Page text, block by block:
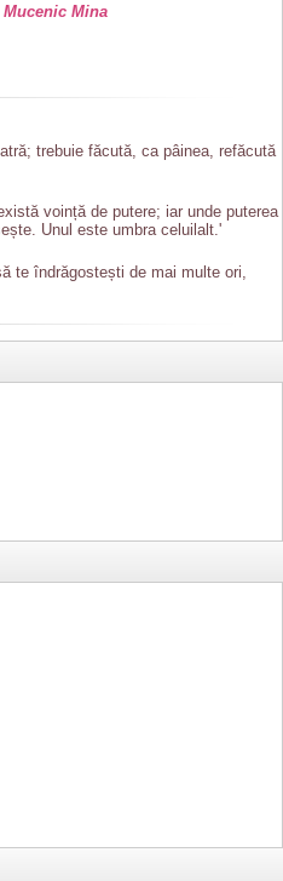
Mina
trebuie făcută, ca pâinea, refăcută
voință de putere; iar unde puterea
Unul este umbra celuilalt.'
te îndrăgostești de mai multe ori,